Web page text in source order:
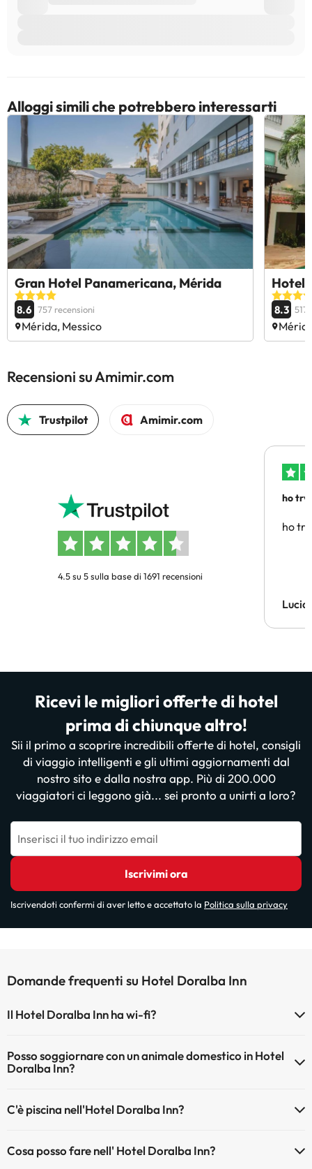
Alloggi simili che potrebbero interessarti
Gran Hotel Panamericana, Mérida
8.6 757 recensioni
Mérida, Messico
Hotel
8.3 517
Recensioni su Amimir.com
Trustpilot Amimir.com
4.5 su 5 sulla base di 1691 recensioni
ho
ho
Lucia
Ricevi le migliori offerte di hotel
prima di chiunque altro!
Sii il primo a scoprire incredibili offerte di hotel, consigli
di viaggio intelligenti e gli ultimi aggiornamenti dal
nostro sito e dalla nostra app. Più di 200.000
viaggiatori ci leggono già... sei pronto a unirti a loro?
Inserisci il tuo indirizzo email
Iscrivimi ora
Iscrivendoti confermi di aver letto e accettato la Politica sulla privacy
Domande frequenti su Hotel Doralba Inn
Il Hotel Doralba Inn ha wi-fi?
Posso soggiornare con un animale domestico in Hotel
Doralba Inn?
C'è piscina nell'Hotel Doralba Inn?
Qui potete trovare maggiori informazioni sulla piscina e sulle altri
Cosa posso fare nell' Hotel Doralba Inn?